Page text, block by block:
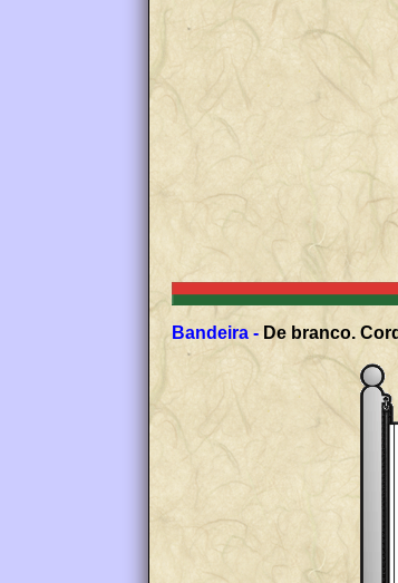
Bandeira - De branco.